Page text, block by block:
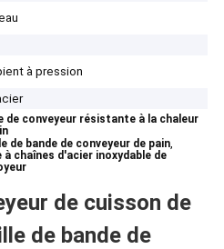
à pression
de conveyeur résistante à la chaleur
de bande de conveyeur de pain,
à chaînes d'acier inoxydable de
de cuisson de
de bande de